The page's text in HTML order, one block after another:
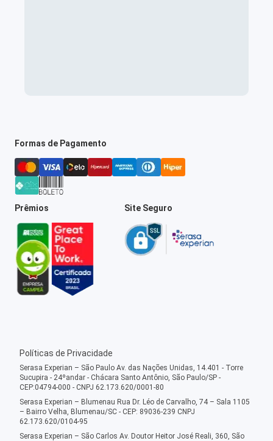
Formas de Pagamento
Prêmios Site Seguro
Políticas de Privacidade
Serasa Experian – São Paulo Av. das Nações Unidas, 14.401 - Torre
Sucupira - 24ºandar - Chácara Santo Antônio, São Paulo/SP -
CEP:04794-000 - CNPJ 62.173.620/0001-80
Serasa Experian – Blumenau Rua Dr. Léo de Carvalho, 74 – Sala 1105
– Bairro Velha, Blumenau/SC - CEP: 89036-239 CNPJ
62.173.620/0104-95
Serasa Experian – São Carlos Av. Doutor Heitor José Reali, 360, São